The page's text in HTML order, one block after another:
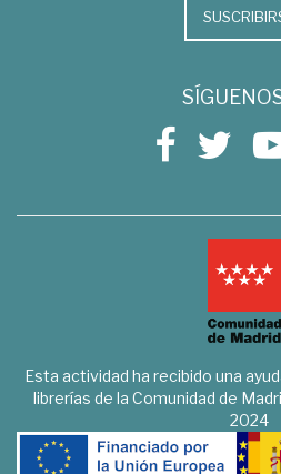
Esta actividad ha recibido una
librerías de la Comunidad de
2024